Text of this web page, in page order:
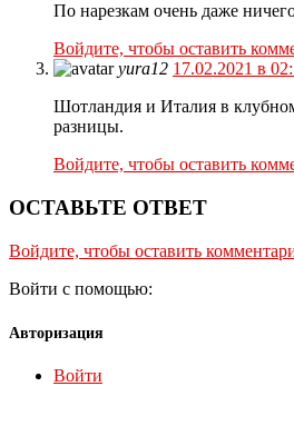
По нарезкам очень даже
Войдите, чтобы оставить
yura12 17.02.2021 в
Шотландия и Италия в
разницы.
Войдите, чтобы оставить
ОСТАВЬТЕ ОТВЕТ
Войдите, чтобы оставить
Войти с помощью:
Авторизация
Войти